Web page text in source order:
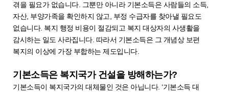
겪을 필요가 없습니다. 그뿐만 아니라 기본소득은 사람들의 소득,
자산, 부양가족을 확인하지 않고, 부정 수급자를 찾아낼 필요도
없습니다. 복지 행정 비용이 절감되고 복지 대상자의 사생활을
감시하는 일도 사라집니다. 따라서 기본소득은 그 개념상 보편
복지의 이상에 가장 부합하는 제도입니다.
기본소득은 복지국가 건설을 방해하는가?
기본소득이 복지국가의 대체물인 것은 아닙니다. ‘기본소득 대